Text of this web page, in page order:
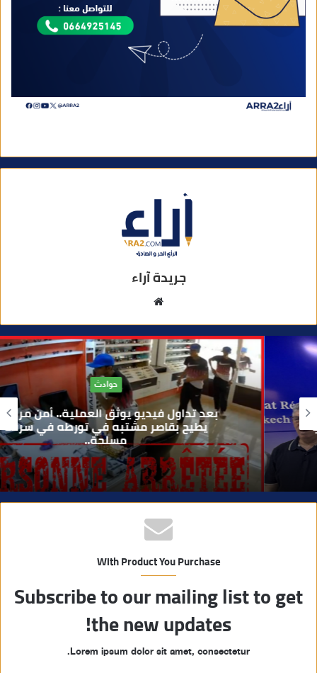
جريدة آراء
ق
ع
ا
ل
و
ي
ب
حوادث
بعد تداول فيديو يوثق العملية.. أمن مراكش
يطيح بقاصر مشتبه في تورطه في سرقة
مسلحة..
With Product You Purchase
Subscribe to our mailing list to get
the new updates!
Lorem ipsum dolor sit amet, consectetur.